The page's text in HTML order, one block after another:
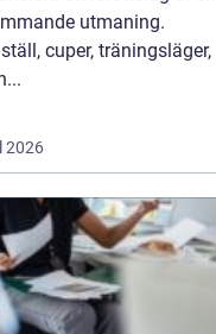
utmaning.
cuper, träningsläger,
2026